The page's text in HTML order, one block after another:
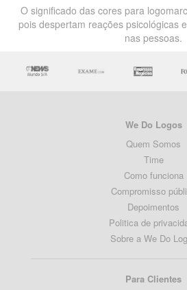
O significado das cores para
pois despertam reações psicológicas
nas pessoas.
We Do Logos
Quem Somos
Time
Como funciona
Compromisso
Depoimentos
Politica de
Sobre a We Do
Para Clientes